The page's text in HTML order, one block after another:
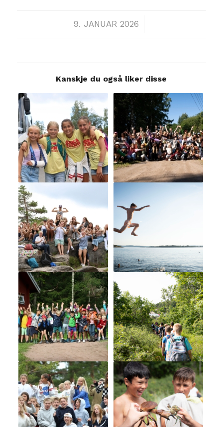
9. JANUAR 2026
/
Kanskje du også liker disse